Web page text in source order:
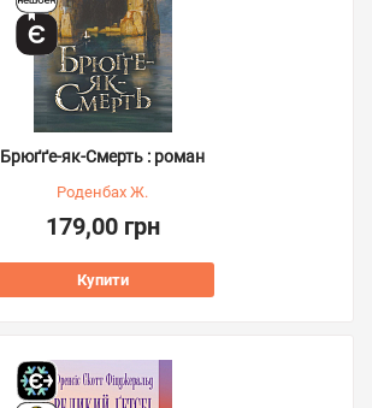
Брюґґе-як-Смерть : роман
Роденбах Ж.
179,00 грн
Купити